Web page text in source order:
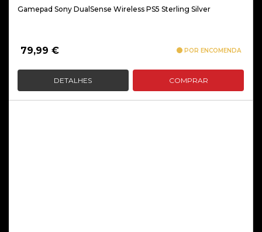
Gamepad Sony DualSense Wireless PS5 Sterling Silver
79,99 € POR ENCOMENDA
DETALHES COMPRAR